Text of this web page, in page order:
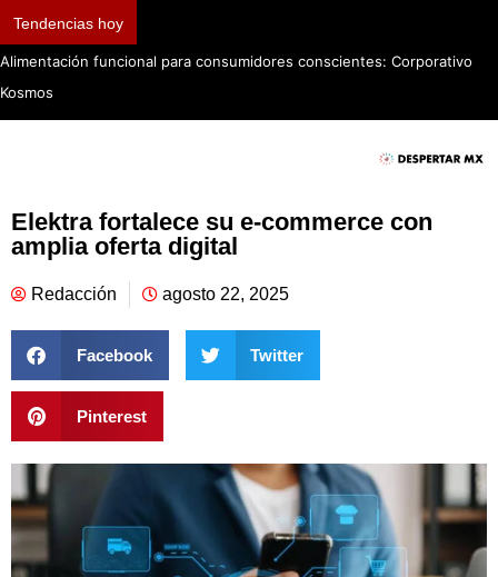
Tendencias hoy
Alimentación funcional para consumidores conscientes: Corporativo
Kosmos
Elektra fortalece su e-commerce con
amplia oferta digital
Redacción agosto 22, 2025
Facebook Twitter
Pinterest